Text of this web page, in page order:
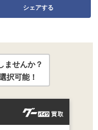
シェアする
ませんか？
択可能！